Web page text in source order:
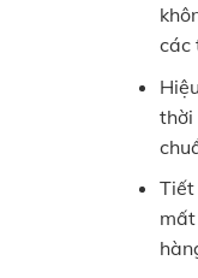
các
Tiết